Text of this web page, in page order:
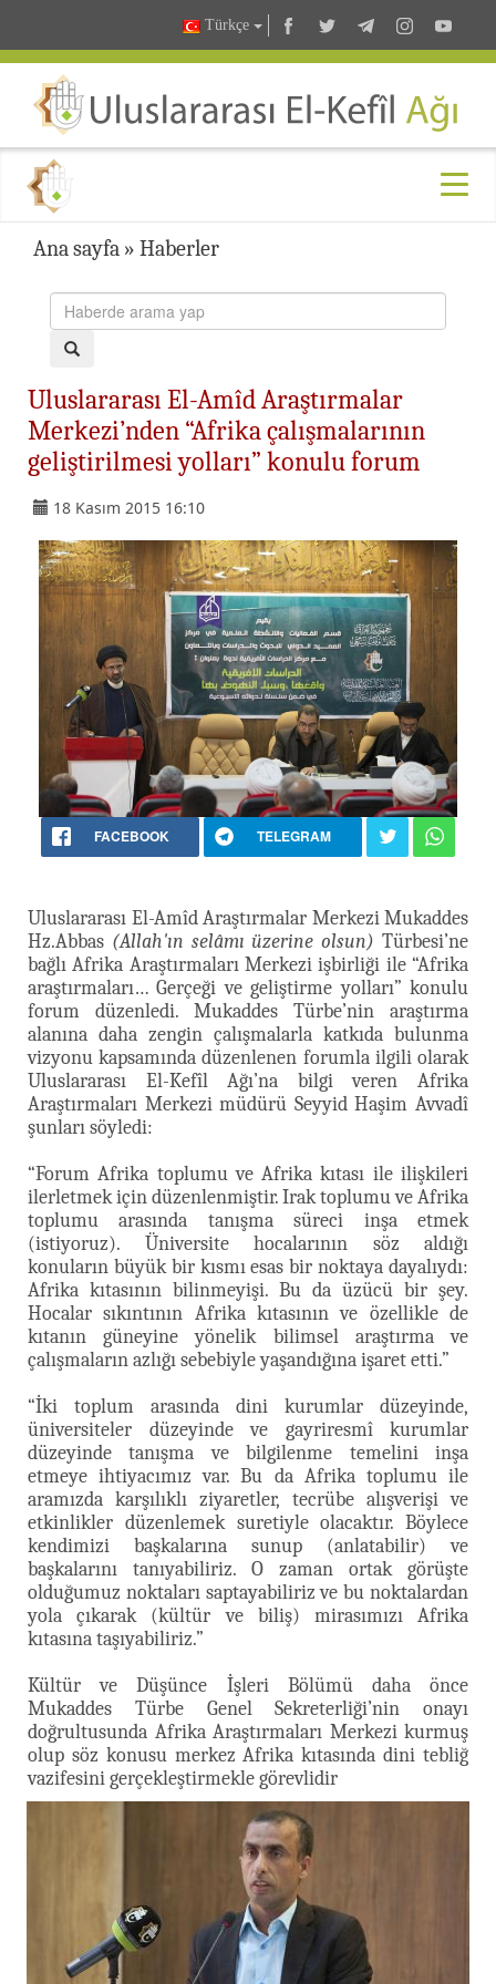
Türkçe
Ana sayfa » Haberler
Uluslararası El-Amîd Araştırmalar
Merkezi’nden “Afrika çalışmalarının
geliştirilmesi yolları” konulu forum
18 Kasım 2015 16:10
FACEBOOK TELEGRAM
Uluslararası El-Amîd Araştırmalar Merkezi Mukaddes
Hz.Abbas (Allah'ın selâmı üzerine olsun) Türbesi’ne
bağlı Afrika Araştırmaları Merkezi işbirliği ile “Afrika
araştırmaları… Gerçeği ve geliştirme yolları” konulu
forum düzenledi. Mukaddes Türbe’nin araştırma
alanına daha zengin çalışmalarla katkıda bulunma
vizyonu kapsamında düzenlenen forumla ilgili olarak
Uluslararası El-Kefîl Ağı’na bilgi veren Afrika
Araştırmaları Merkezi müdürü Seyyid Haşim Avvadî
şunları söyledi:
“Forum Afrika toplumu ve Afrika kıtası ile ilişkileri
ilerletmek için düzenlenmiştir. Irak toplumu ve Afrika
toplumu arasında tanışma süreci inşa etmek
(istiyoruz). Üniversite hocalarının söz aldığı
konuların büyük bir kısmı esas bir noktaya dayalıydı:
Afrika kıtasının bilinmeyişi. Bu da üzücü bir şey.
Hocalar sıkıntının Afrika kıtasının ve özellikle de
kıtanın güneyine yönelik bilimsel araştırma ve
çalışmaların azlığı sebebiyle yaşandığına işaret etti.”
“İki toplum arasında dini kurumlar düzeyinde,
üniversiteler düzeyinde ve gayriresmî kurumlar
düzeyinde tanışma ve bilgilenme temelini inşa
etmeye ihtiyacımız var. Bu da Afrika toplumu ile
aramızda karşılıklı ziyaretler, tecrübe alışverişi ve
etkinlikler düzenlemek suretiyle olacaktır. Böylece
kendimizi başkalarına sunup (anlatabilir) ve
başkalarını tanıyabiliriz. O zaman ortak görüşte
olduğumuz noktaları saptayabiliriz ve bu noktalardan
yola çıkarak (kültür ve biliş) mirasımızı Afrika
kıtasına taşıyabiliriz.”
Kültür ve Düşünce İşleri Bölümü daha önce
Mukaddes Türbe Genel Sekreterliği’nin onayı
doğrultusunda Afrika Araştırmaları Merkezi kurmuş
olup söz konusu merkez Afrika kıtasında dini tebliğ
vazifesini gerçekleştirmekle görevlidir